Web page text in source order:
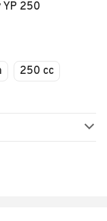
YP 250
250 cc